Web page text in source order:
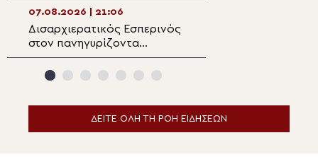
07.08.2026 | 21:06
Δισαρχιερατικός Εσπερινός
στον πανηγυρίζοντα
Μητροπολιτικό Ναό της
Μεταμορφώσεως του
ΔΕΙΤΕ ΟΛΗ ΤΗ ΡΟΗ ΕΙΔΗΣΕΩΝ